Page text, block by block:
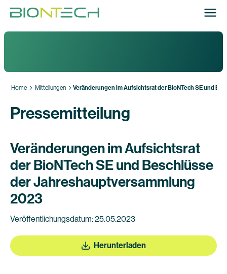
Home Mitteilungen Veränderungen im Aufsichtsrat der BioNTech SE und
Pressemitteilung
Veränderungen im Aufsichtsrat
der BioNTech SE und Beschlüsse
der Jahreshauptversammlung
2023
Veröffentlichungsdatum: 25.05.2023
Herunterladen